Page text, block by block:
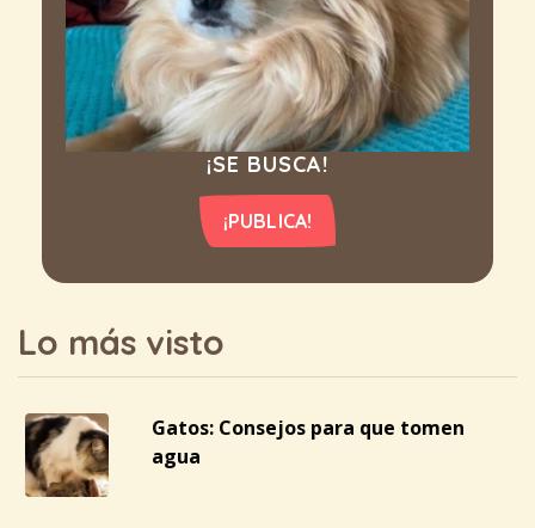
¡SE BUSCA!
¡PUBLICA!
Lo más visto
Gatos: Consejos para que tomen
agua